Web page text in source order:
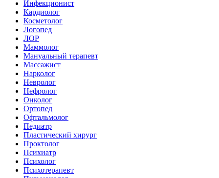
Инфекционист
Кардиолог
Косметолог
Логопед
ЛОР
Маммолог
Мануальный терапевт
Массажист
Нарколог
Невролог
Нефролог
Онколог
Ортопед
Офтальмолог
Педиатр
Пластический хирург
Проктолог
Психиатр
Психолог
Психотерапевт